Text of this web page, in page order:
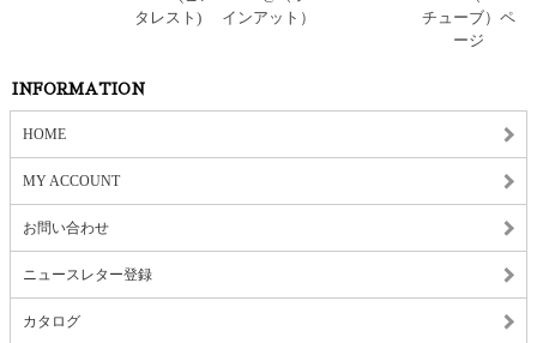
INFORMATION
HOME
MY ACCOUNT
お問い合わせ
ニュースレター登録
カタログ